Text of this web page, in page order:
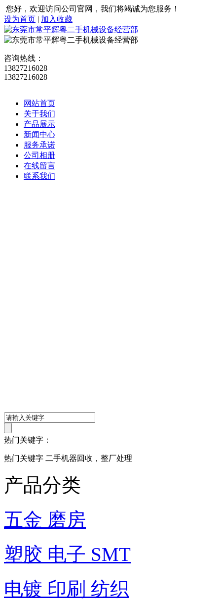
您好，欢迎访问公司官网，我们将竭诚为您服务！
设为首页 | 加入收藏
咨询热线：
13827216028
13827216028
网站首页
关于我们
产品展示
新闻中心
服务承诺
公司相册
在线留言
联系我们
热门关键字：
热门关键字 二手机器回收，整厂处理
产品分类
五金 磨房
塑胶 电子 SMT
电镀 印刷 纺织